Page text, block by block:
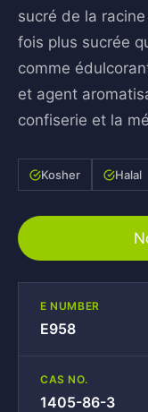
sucré de la
fois plus sucrée
comme
et agent
confiserie et la
Kosher Halal
E NUMBER
E958
CAS NO.
1405-86-3